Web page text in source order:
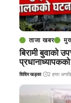
ताजा खबर
बिरामी बुवाको
शिशिर खड्का 2 हप्ता अगाडि